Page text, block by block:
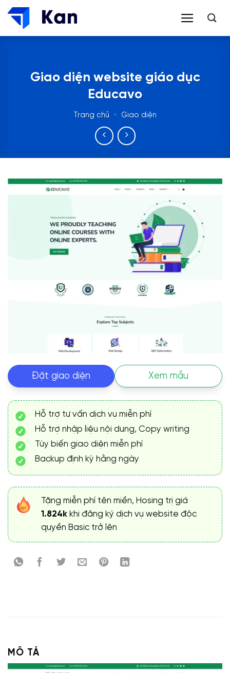
Bỏ
qua
nội
Giao diện website giáo dục
Educavo
Trang chủ » Giao diện
Đặt giao diện Xem mẫu
Hỗ trợ tư vấn dịch vụ miễn phí
Hỗ trợ nhập liệu nội dung, Copy writing
Tùy biến giao diện miễn phí
Backup định kỳ hằng ngày
Tặng miễn phí tên miền, Hosing trị giá
1.824k khi đăng ký dịch vụ website độc
quyền Basic trở lên
MÔ TẢ